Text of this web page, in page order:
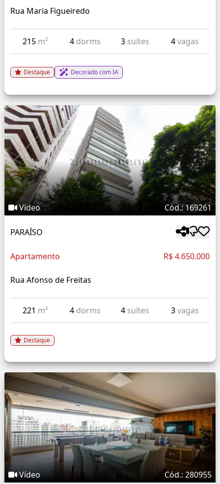
Rua Maria Figueiredo
215 m² 4 dorms 3 suítes 4vagas
Destaque Decorado com IA
Vídeo Cód.: 169261
PARAÍSO
Apartamento R$ 4.650.000
Rua Afonso de Freitas
221 m² 4 dorms 4 suítes 3vagas
Destaque
Vídeo Cód.: 280955